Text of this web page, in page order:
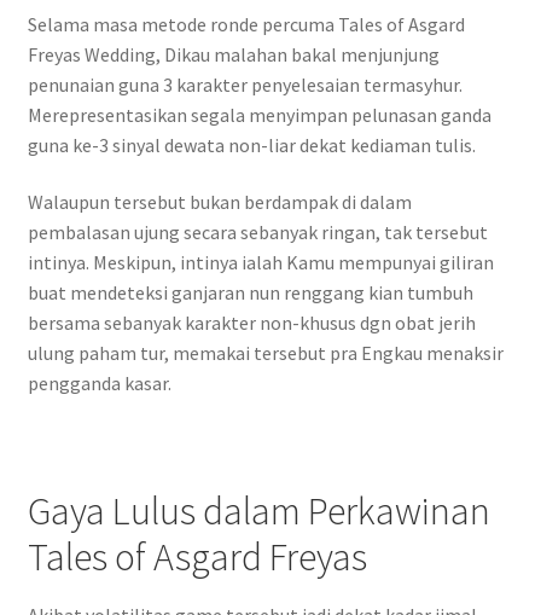
Selama masa metode ronde percuma Tales of Asgard
Freyas Wedding, Dikau malahan bakal menjunjung
penunaian guna 3 karakter penyelesaian termasyhur.
Merepresentasikan segala menyimpan pelunasan ganda
guna ke-3 sinyal dewata non-liar dekat kediaman tulis.
Walaupun tersebut bukan berdampak di dalam
pembalasan ujung secara sebanyak ringan, tak tersebut
intinya. Meskipun, intinya ialah Kamu mempunyai giliran
buat mendeteksi ganjaran nun renggang kian tumbuh
bersama sebanyak karakter non-khusus dgn obat jerih
ulung paham tur, memakai tersebut pra Engkau menaksir
pengganda kasar.
Gaya Lulus dalam Perkawinan
Tales of Asgard Freyas